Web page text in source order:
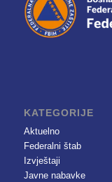
KATEGORIJE
Aktuelno
Federalni štab
Izvještaji
Javne nabavke